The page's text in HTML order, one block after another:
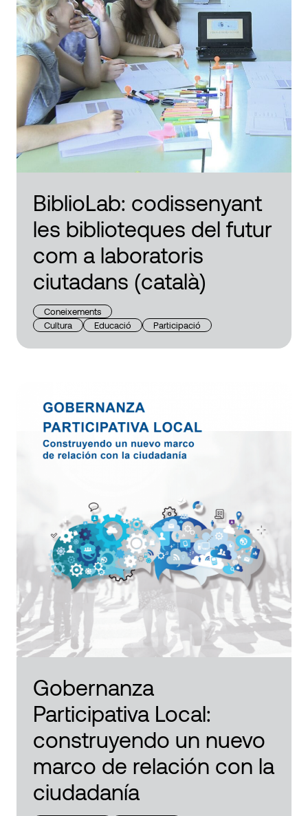
BiblioLab: codissenyant
les biblioteques del futur
com a laboratoris
ciutadans (català)
Coneixements
Cultura
Educació Participació
Gobernanza
Participativa Local:
construyendo un nuevo
marco de relación con la
ciudadanía